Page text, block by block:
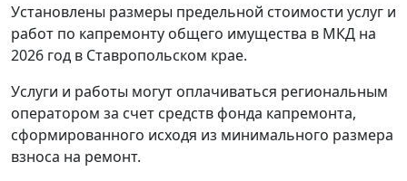
Установлены размеры предельной стоимости услуг и
работ по капремонту общего имущества в МКД на
2026 год в Ставропольском крае.
Услуги и работы могут оплачиваться региональным
оператором за счет средств фонда капремонта,
сформированного исходя из минимального размера
взноса на ремонт.